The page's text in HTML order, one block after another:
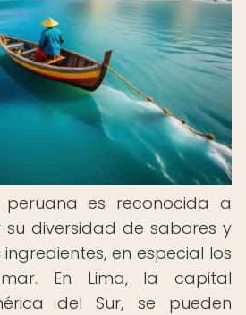
es reconocida a
su diversidad de sabores y
en especial los
En Lima, la capital
del Sur, se pueden